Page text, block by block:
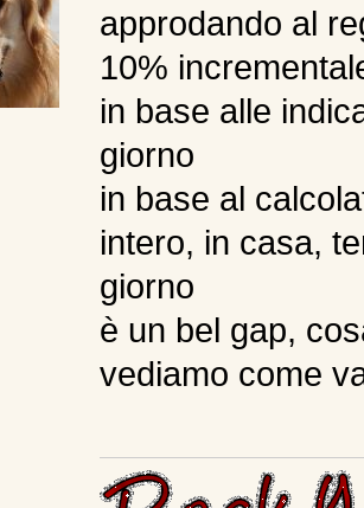
approdando al
10%
in base alle
giorno
in base al
intero, in casa,
giorno
è un bel gap,
vediamo come